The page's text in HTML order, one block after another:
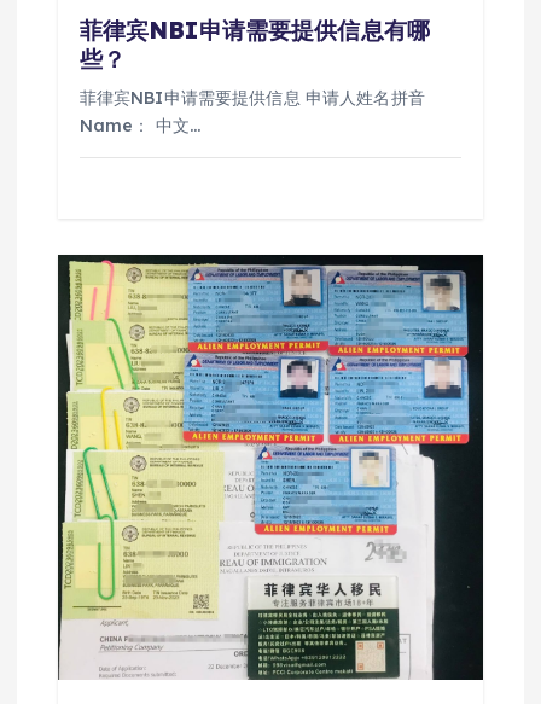
菲律宾NBI申请需要提供信息有哪
些？
菲律宾NBI申请需要提供信息 申请人姓名拼音
Name： 中文…